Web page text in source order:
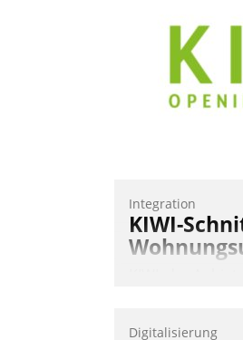
Integration
KIWI-
Digitalisierung